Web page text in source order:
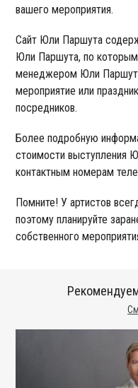
вашего мероприятия.
Сайт Юли Паршута
Юли Паршута, по
менеджером Юли
мероприятие или
посредников.
Более подробную
стоимости выступления
контактным номерам
Помните! У артистов
поэтому планируйте
собственного